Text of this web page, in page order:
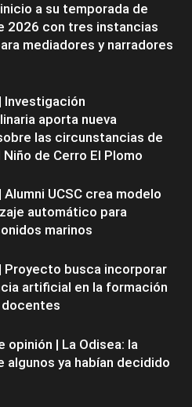
a su temporada de
2026 con tres instancias
mediadores y narradores
Investigación
aporta nueva
las circunstancias de
de Cerro El Plomo
UCSC crea modelo
automático para
marinos
Proyecto busca incorporar
artificial en la formación
opinión | La Odisea: la
algunos ya habían decidido